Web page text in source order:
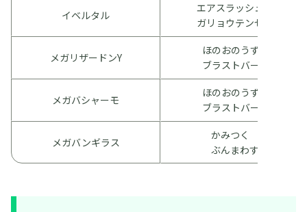
イベルタル
エアスラッシュ
ガリョウテンセイ
メガリザードンY
ほのおのうず
ブラストバーン
メガバシャーモ
ほのおのうず
ブラストバーン
メガバンギラス
かみつく
ぶんまわす